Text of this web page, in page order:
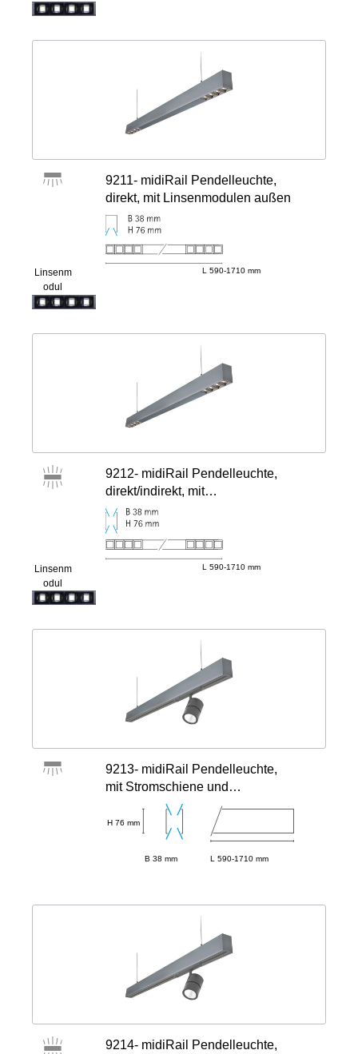
9211- midiRail Pendelleuchte,
direkt, mit Linsenmodulen außen
L 590-1710 mm
Linsenm
odul
9212- midiRail Pendelleuchte,
direkt/indirekt, mit
Linsenmodulen außen
L 590-1710 mm
Linsenm
odul
9213- midiRail Pendelleuchte,
mit Stromschiene und
Indirektanteil
H 76 mm
B 38 mm L 590-1710 mm
9214- midiRail Pendelleuchte,